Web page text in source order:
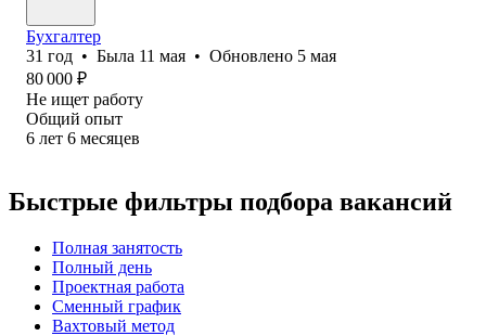
Бухгалтер
31 год • Была 11 мая • Обновлено 5 мая
80 000 ₽
Не ищет работу
Общий опыт
6 лет 6 месяцев
Быстрые фильтры подбора вакансий
Полная занятость
Полный день
Проектная работа
Сменный график
Вахтовый метод